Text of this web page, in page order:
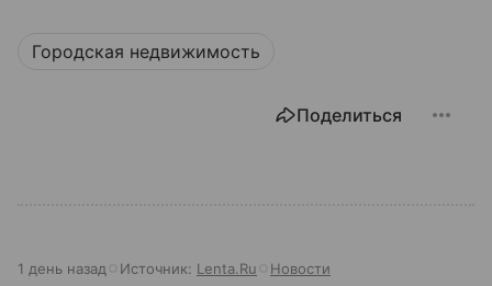
Городская недвижимость
Поделиться
1 день назад Источник: Lenta.Ru Новости